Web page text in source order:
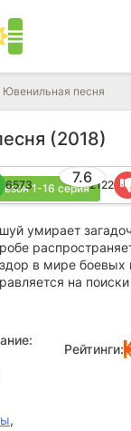
Ювенильная песня
(2018)
1-16 серия
7.6
6573 2122
умирает
в мире боевых
на
,
Рейтинги: